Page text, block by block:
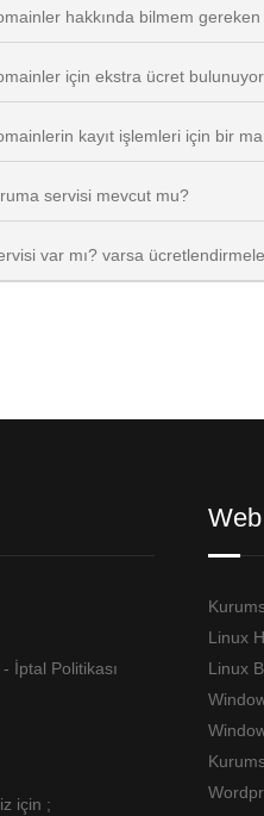
hakkında bilmem
için ekstra ücret
kayıt işlemleri için bir
servisi mevcut mu?
var mı? varsa
İptal Politikası
için ;
Linux
Linux